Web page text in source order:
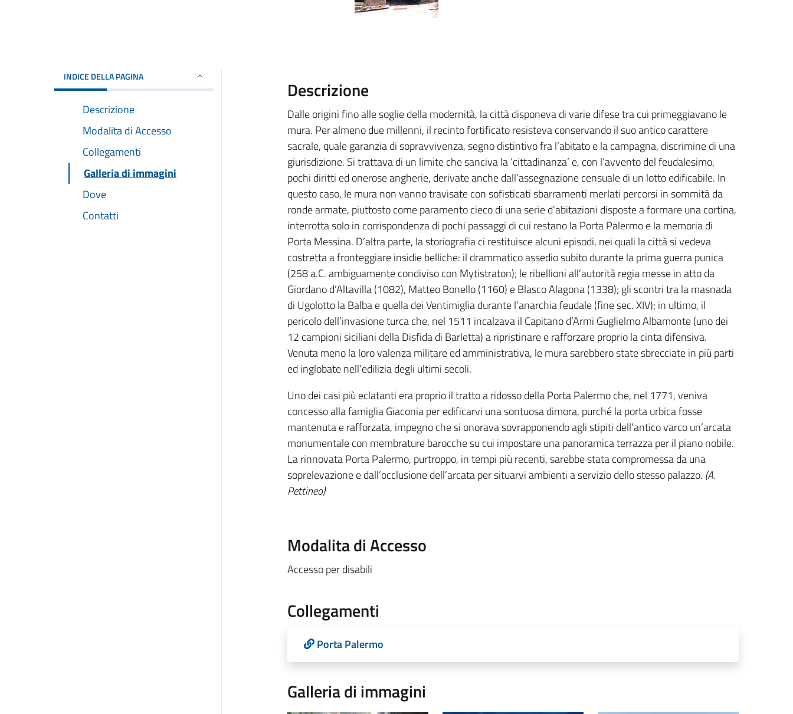
INDICE DELLA PAGINA
Descrizione
Modalita di Accesso
Collegamenti
Galleria di immagini
Dove
Contatti
Descrizione
Dalle origini fino alle soglie della modernità, la città disponeva di varie difese tra cui primeggiavano le
mura. Per almeno due millenni, il recinto fortificato resisteva conservando il suo antico carattere
sacrale, quale garanzia di sopravvivenza, segno distintivo fra l’abitato e la campagna, discrimine di una
giurisdizione. Si trattava di un limite che sanciva la ‘cittadinanza’ e, con l’avvento del feudalesimo,
pochi diritti ed onerose angherie, derivate anche dall’assegnazione censuale di un lotto edificabile. In
questo caso, le mura non vanno travisate con sofisticati sbarramenti merlati percorsi in sommità da
ronde armate, piuttosto come paramento cieco di una serie d’abitazioni disposte a formare una cortina,
interrotta solo in corrispondenza di pochi passaggi di cui restano la Porta Palermo e la memoria di
Porta Messina. D’altra parte, la storiografia ci restituisce alcuni episodi, nei quali la città si vedeva
costretta a fronteggiare insidie belliche: il drammatico assedio subito durante la prima guerra punica
(258 a.C. ambiguamente condiviso con Mytistraton); le ribellioni all’autorità regia messe in atto da
Giordano d’Altavilla (1082), Matteo Bonello (1160) e Blasco Alagona (1338); gli scontri tra la masnada
di Ugolotto la Balba e quella dei Ventimiglia durante l’anarchia feudale (fine sec. XIV); in ultimo, il
pericolo dell’invasione turca che, nel 1511 incalzava il Capitano d’Armi Guglielmo Albamonte (uno dei
12 campioni siciliani della Disfida di Barletta) a ripristinare e rafforzare proprio la cinta difensiva.
Venuta meno la loro valenza militare ed amministrativa, le mura sarebbero state sbrecciate in più parti
ed inglobate nell’edilizia degli ultimi secoli.
Uno dei casi più eclatanti era proprio il tratto a ridosso della Porta Palermo che, nel 1771, veniva
concesso alla famiglia Giaconia per edificarvi una sontuosa dimora, purché la porta urbica fosse
mantenuta e rafforzata, impegno che si onorava sovrapponendo agli stipiti dell’antico varco un’arcata
monumentale con membrature barocche su cui impostare una panoramica terrazza per il piano nobile.
La rinnovata Porta Palermo, purtroppo, in tempi più recenti, sarebbe stata compromessa da una
soprelevazione e dall’occlusione dell’arcata per situarvi ambienti a servizio dello stesso palazzo. (A.
Pettineo)
Modalita di Accesso
Accesso per disabili
Collegamenti
Porta Palermo
Galleria di immagini